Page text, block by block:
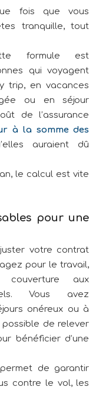
fois que vous
tranquille, tout
formule est
qui voyagent
trip, en vacances
ou en séjour
de l’assurance
à la somme des
auraient dû
le calcul est vite
pour une
votre contrat
pour le travail,
aux
Vous avez
onéreux ou à
de relever
bénéficier d’une
de garantir
contre le vol, les